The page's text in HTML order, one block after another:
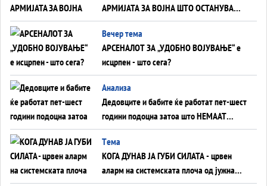
АРМИЈАТА ЗА ВОЈНА ШТО ОСТАНУВА
БЕЗ ФРОНТ
Вечер тема
АРСЕНАЛОТ ЗА „УДОБНО ВОЈУВАЊЕ“ е
исцрпен - што сега?
Анализа
Дедовците и бабите ќе работат пет-шест
години подоцна затоа што НЕМААТ
ВНУЦИ ДА ГИ ЗАМЕНАТ
Tема
КОГА ДУНАВ ЈА ГУБИ СИЛАТА - црвен
аларм на системската плоча од јужна